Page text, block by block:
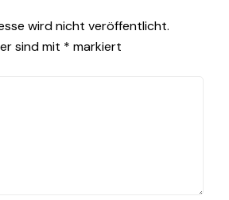
wird nicht veröffentlicht.
sind mit * markiert